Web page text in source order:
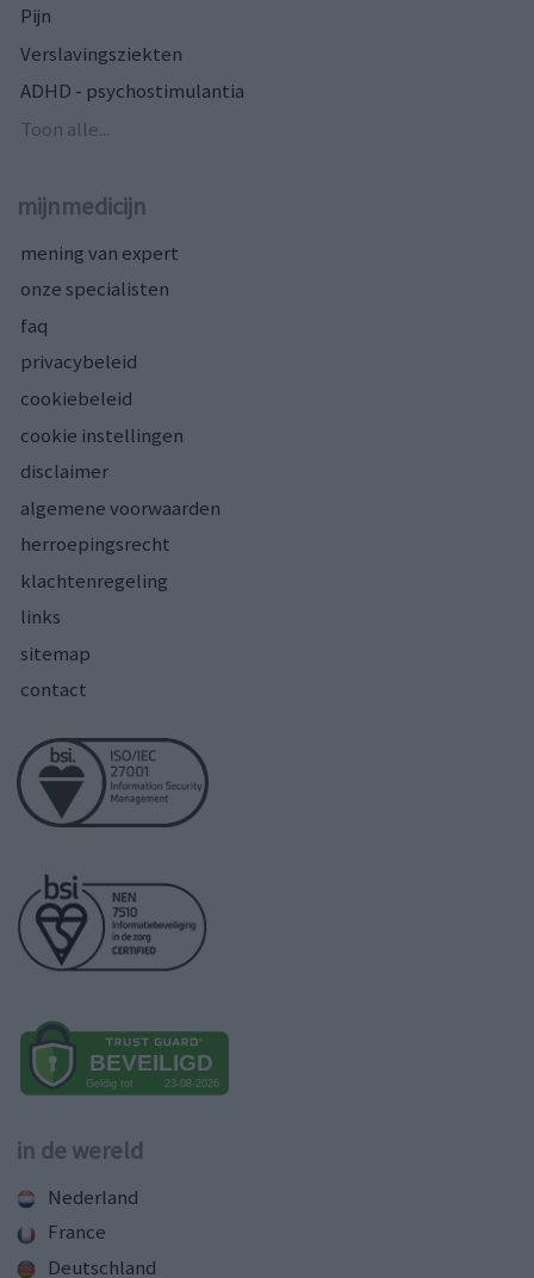
Pijn
Verslavingsziekten
ADHD - psychostimulantia
Toon alle...
mijnmedicijn
mening van expert
onze specialisten
faq
privacybeleid
cookiebeleid
cookie instellingen
disclaimer
algemene voorwaarden
herroepingsrecht
klachtenregeling
links
sitemap
contact
in de wereld
Nederland
France
Deutschland